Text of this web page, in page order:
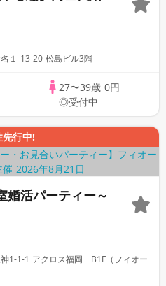
１-13-20 松島ビル3階
27〜39歳 0円
◎受付中
先行中!
婚活パーティー～
1-1-1 アクロス福岡 B1F（フィオー